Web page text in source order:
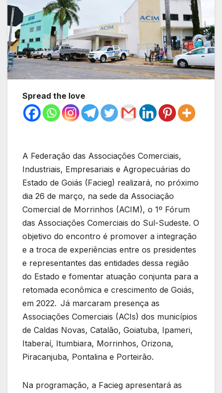
Spread the love
A Federação das Associações Comerciais,
Industriais, Empresariais e Agropecuárias do
Estado de Goiás (Facieg) realizará, no próximo
dia 26 de março, na sede da Associação
Comercial de Morrinhos (ACIM), o 1º Fórum
das Associações Comerciais do Sul-Sudeste. O
objetivo do encontro é promover a integração
e a troca de experiências entre os presidentes
e representantes das entidades dessa região
do Estado e fomentar atuação conjunta para a
retomada econômica e crescimento de Goiás,
em 2022. Já marcaram presença as
Associações Comerciais (ACIs) dos municípios
de Caldas Novas, Catalão, Goiatuba, Ipameri,
Itaberaí, Itumbiara, Morrinhos, Orizona,
Piracanjuba, Pontalina e Porteirão.
Na programação, a Facieg apresentará as